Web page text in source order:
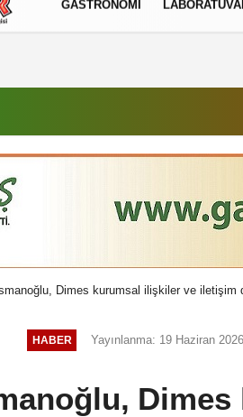
GASTRONOMI
Dimes kurumsal ilişkiler ve iletişim
HABER Yayınlanma: 19 Haziran